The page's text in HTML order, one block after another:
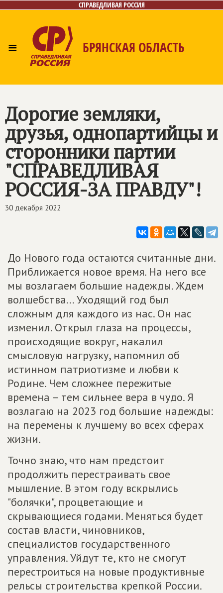
СПРАВЕДЛИВАЯ РОССИЯ
≡ БРЯНСКАЯ ОБЛАСТЬ
Дорогие земляки,
друзья, однопартийцы и
сторонники партии
"СПРАВЕДЛИВАЯ
РОССИЯ-ЗА ПРАВДУ"!
30 декабря 2022
До Нового года остаются считанные дни.
Приближается новое время. На него все
мы возлагаем большие надежды. Ждем
волшебства... Уходящий год был
сложным для каждого из нас. Он нас
изменил. Открыл глаза на процессы,
происходящие вокруг, накалил
смысловую нагрузку, напомнил об
истинном патриотизме и любви к
Родине. Чем сложнее пережитые
времена – тем сильнее вера в чудо. Я
возлагаю на 2023 год большие надежды:
на перемены к лучшему во всех сферах
жизни.
Точно знаю, что нам предстоит
продолжить перестраивать свое
мышление. В этом году вскрылись
"болячки", процветающие и
скрывающиеся годами. Меняться будет
состав власти, чиновников,
специалистов государственного
управления. Уйдут те, кто не смогут
перестроиться на новые продуктивные
рельсы строительства крепкой России.